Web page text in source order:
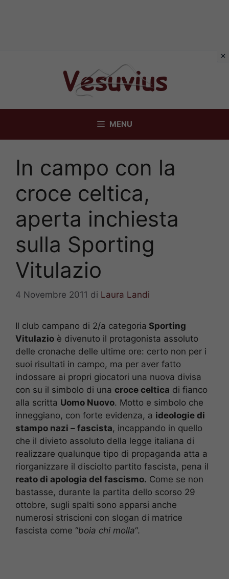
MENU
In campo con la
croce celtica,
aperta inchiesta
sulla Sporting
Vitulazio
4 Novembre 2011 di Laura Landi
Il club campano di 2/a categoria Sporting
Vitulazio è divenuto il protagonista assoluto
delle cronache delle ultime ore: certo non per i
suoi risultati in campo, ma per aver fatto
indossare ai propri giocatori una nuova divisa
con su il simbolo di una croce celtica di fianco
alla scritta Uomo Nuovo. Motto e simbolo che
inneggiano, con forte evidenza, a ideologie di
stampo nazi – fascista, incappando in quello
che il divieto assoluto della legge italiana di
realizzare qualunque tipo di propaganda atta a
riorganizzare il disciolto partito fascista, pena il
reato di apologia del fascismo. Come se non
bastasse, durante la partita dello scorso 29
ottobre, sugli spalti sono apparsi anche
numerosi striscioni con slogan di matrice
fascista come “boia chi molla“.